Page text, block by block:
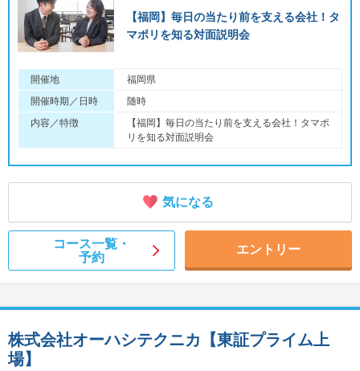
【福岡】毎日の当たり前を支える会社！タ
マポリを知る対面説明会
開催地
福岡県
開催時期／日時
随時
内容／特徴
【福岡】毎日の当たり前を支える会社！タマポ
リを知る対面説明会
気になる
コース一覧・
予約
エントリー
株式会社オーハシテクニカ【東証プライム上
場】